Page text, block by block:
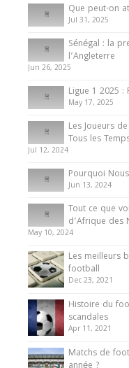
Internationales
Présentation de
du Cameroun
8 August 2025
Que peut-on
Jul 31, 2025
Sénégal : la
l’Angleterre
Jun 26, 2025
Ligue 1 2025
May 17, 2025
Les Joueurs
Tous les
Jul 12, 2024
Pourquoi
Jun 13, 2024
Tout ce que
d’Afrique des
May 10, 2024
Les meilleurs
football
Dec 23, 2021
Histoire du
scandales
Apr 11, 2021
Matchs de